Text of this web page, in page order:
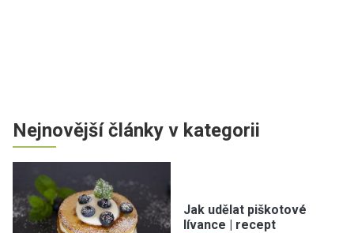
Nejnovější články v kategorii
Jak udělat piškotové
lívance | recept